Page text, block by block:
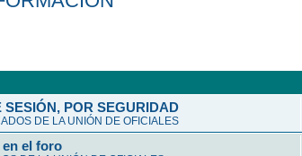
POR SEGURIDAD
DE LA UNIÓN DE OFICIALES
el foro